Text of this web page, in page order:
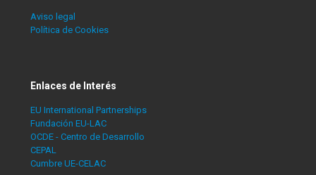
Aviso legal
Política de Cookies
Enlaces de Interés
EU International Partnerships
Fundación EU-LAC
OCDE - Centro de Desarrollo
CEPAL
Cumbre UE-CELAC